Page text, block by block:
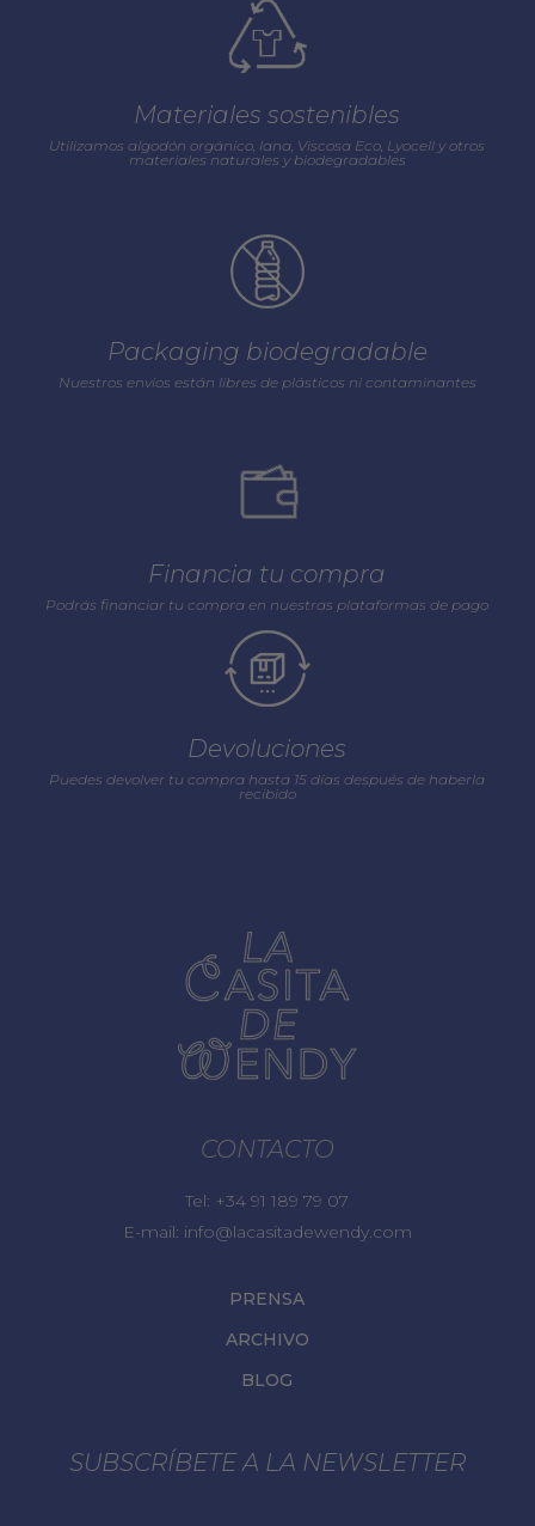
Materiales sostenibles
Utilizamos algodón orgánico, lana, Viscosa Eco, Lyocell y otros
materiales naturales y biodegradables
Packaging biodegradable
Nuestros envios están libres de plásticos ni contaminantes
Financia tu compra
Podrás financiar tu compra en nuestras plataformas de pago
Devoluciones
Puedes devolver tu compra hasta 15 días después de haberla
recibido
CONTACTO
Tel: +34 91 189 79 07
E-mail: info@lacasitadewendy.com
PRENSA
ARCHIVO
BLOG
SUBSCRÍBETE A LA NEWSLETTER